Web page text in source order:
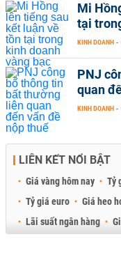
Mi
tại
KINH DOANH -
PNJ
quan
KINH DOANH -
LIÊN KẾT NỔI BẬT
Giá vàng hôm nay Tỷ
Tỷ giá euro
Giá heo
Lãi suất ngân hàng